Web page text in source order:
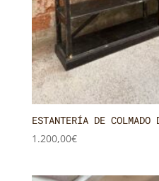
ESTANTERÍA DE
1.200,00€